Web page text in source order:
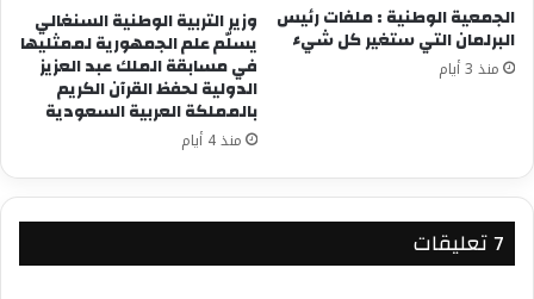
الجمعية الوطنية : ملفات رئيس
البرلمان التي ستغير كل شيء
منذ 3 أيام
وزير التربية الوطنية السنغالي
يسلّم علم الجمهورية لممثليها
في مسابقة الملك عبد العزيز
الدولية لحفظ القرآن الكريم
بالمملكة العربية السعودية
منذ 4 أيام
‫7 تعليقات